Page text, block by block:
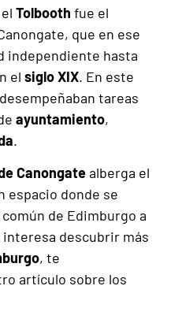
Tolbooth fue el
que en ese
independiente hasta
el siglo XIX. En este
tareas
ayuntamiento,
.
Canongatealberga el
espacio donde se
de Edimburgo a
descubrir más
, te
artículo sobre los